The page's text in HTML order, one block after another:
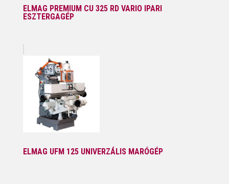
ELMAG PREMIUM CU 325 RD VARIO IPARI
ESZTERGAGÉP
ELMAG UFM 125 UNIVERZÁLIS MARÓGÉP